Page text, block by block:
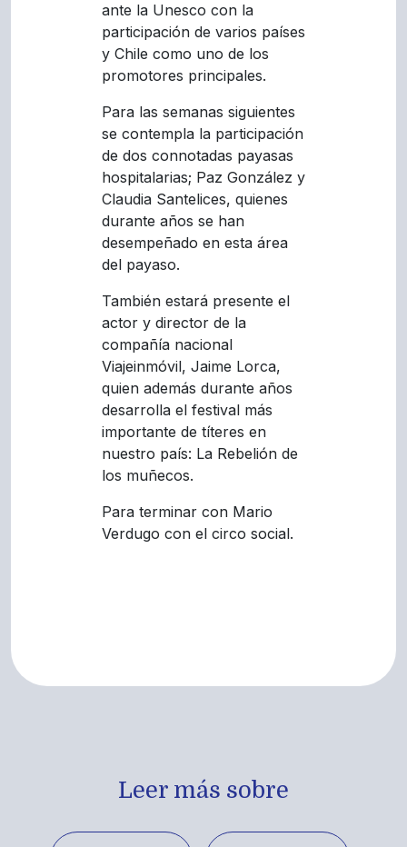
ante la Unesco con la
participación de varios países
y Chile como uno de los
promotores principales.
Para las semanas siguientes
se contempla la participación
de dos connotadas payasas
hospitalarias; Paz González y
Claudia Santelices, quienes
durante años se han
desempeñado en esta área
del payaso.
También estará presente el
actor y director de la
compañía nacional
Viajeinmóvil, Jaime Lorca,
quien además durante años
desarrolla el festival más
importante de títeres en
nuestro país: La Rebelión de
los muñecos.
Para terminar con Mario
Verdugo con el circo social.
Leer más sobre